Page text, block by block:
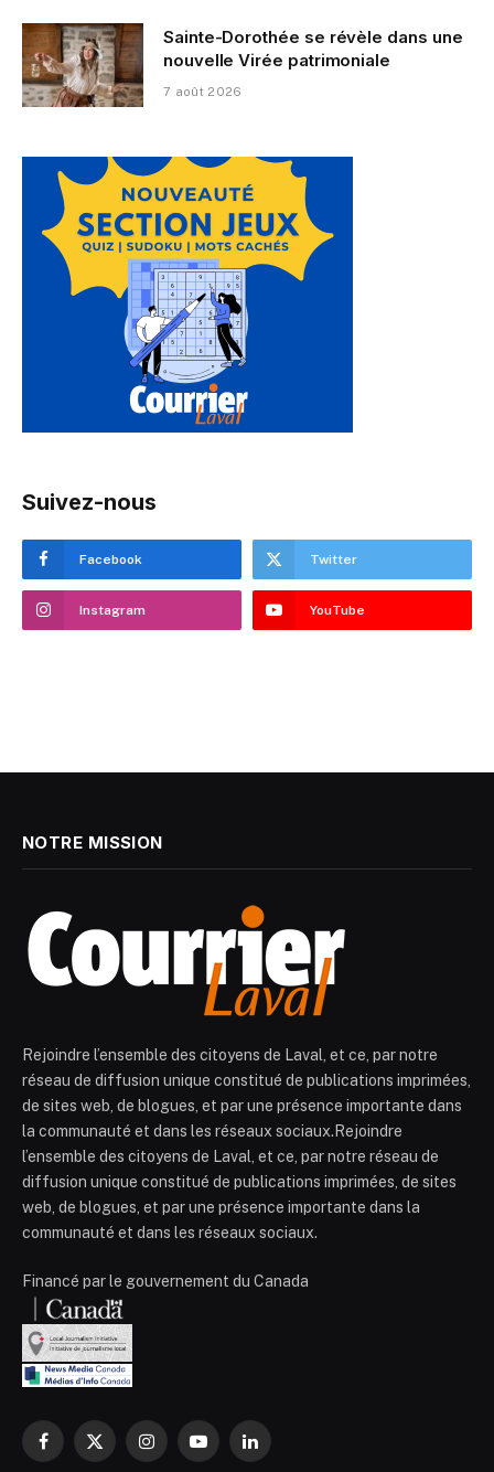
Sainte-Dorothée se révèle dans une
nouvelle Virée patrimoniale
7 août 2026
Suivez-nous
Facebook Twitter
Instagram YouTube
NOTRE MISSION
Rejoindre l’ensemble des citoyens de Laval, et ce, par notre
réseau de diffusion unique constitué de publications imprimées,
de sites web, de blogues, et par une présence importante dans
la communauté et dans les réseaux sociaux.Rejoindre
l’ensemble des citoyens de Laval, et ce, par notre réseau de
diffusion unique constitué de publications imprimées, de sites
web, de blogues, et par une présence importante dans la
communauté et dans les réseaux sociaux.
Financé par le gouvernement du Canada
Facebook
X
InstagramYouTubeLinkedIn